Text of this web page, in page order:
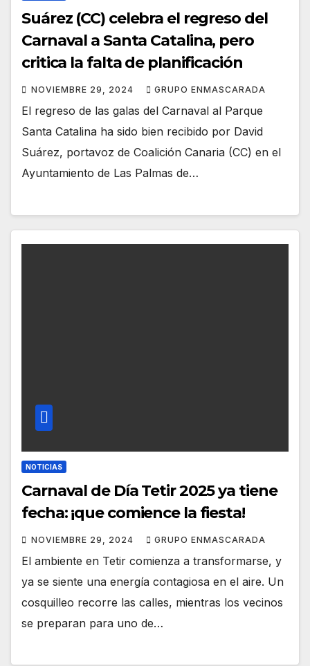
Suárez (CC) celebra el regreso del
Carnaval a Santa Catalina, pero
critica la falta de planificación
NOVIEMBRE 29, 2024 GRUPO ENMASCARADA
El regreso de las galas del Carnaval al Parque
Santa Catalina ha sido bien recibido por David
Suárez, portavoz de Coalición Canaria (CC) en el
Ayuntamiento de Las Palmas de…
NOTICIAS
Carnaval de Día Tetir 2025 ya tiene
fecha: ¡que comience la fiesta!
NOVIEMBRE 29, 2024 GRUPO ENMASCARADA
El ambiente en Tetir comienza a transformarse, y
ya se siente una energía contagiosa en el aire. Un
cosquilleo recorre las calles, mientras los vecinos
se preparan para uno de…